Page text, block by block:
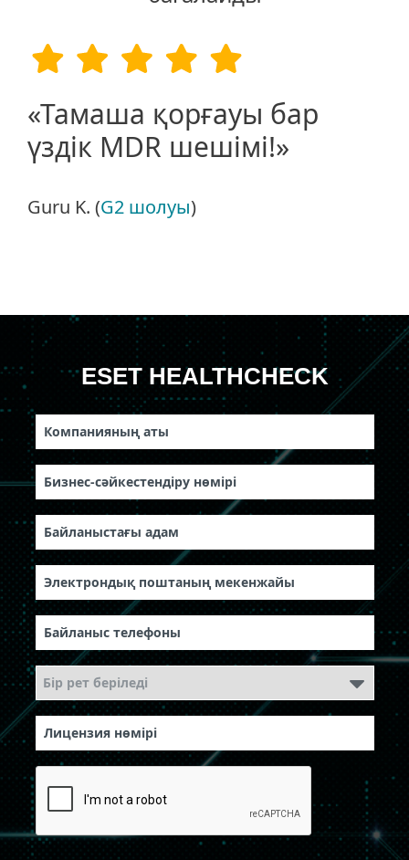
«Тамаша қорғауы бар
үздік MDR шешімі!»
Guru K. (G2 шолуы)